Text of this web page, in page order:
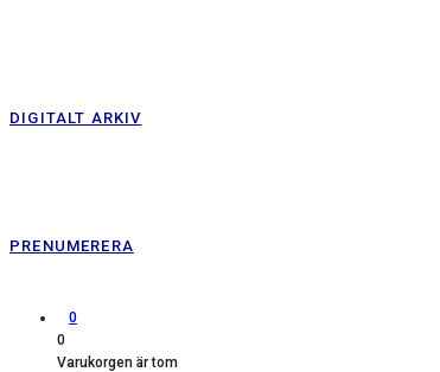
DIGITALT ARKIV
PRENUMERERA
0
0
Varukorgen är tom